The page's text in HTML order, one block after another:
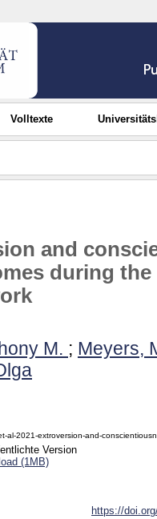
Volltexte
and
during
M. ; Meyers,
al-2021-extroversion-and-
Version
(1MB)
https://